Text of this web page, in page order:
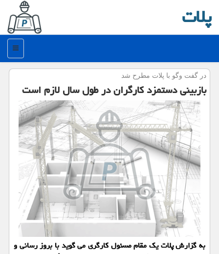
پلات
منو
در گفت وگو با پلات مطرح شد
بازبینی دستمزد كارگران در طول سال لازم است
به گزارش پلات یک مقام مسئول کارگری می گوید با بروز رسانی و